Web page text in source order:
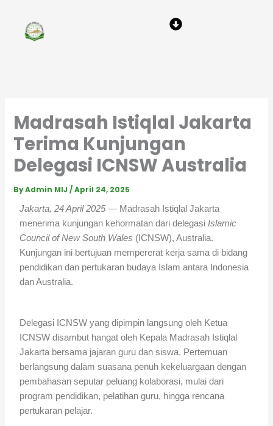
content
Menu
Madrasah Istiqlal Jakarta
Terima Kunjungan
Delegasi ICNSW Australia
ByAdmin MIJ/April 24, 2025
Jakarta, 24 April 2025— Madrasah Istiqlal Jakarta
menerima kunjungan kehormatan dari delegasiIslamic
Council of New South Wales (ICNSW), Australia.
Kunjungan ini bertujuan mempererat kerja sama di bidang
pendidikan dan pertukaran budaya Islam antara Indonesia
dan Australia.
Delegasi ICNSW yang dipimpin langsung oleh Ketua
ICNSW disambut hangat oleh Kepala Madrasah Istiqlal
Jakarta bersama jajaran guru dan siswa. Pertemuan
berlangsung dalam suasana penuh kekeluargaan dengan
pembahasan seputar peluang kolaborasi, mulai dari
program pendidikan, pelatihan guru, hingga rencana
pertukaran pelajar.